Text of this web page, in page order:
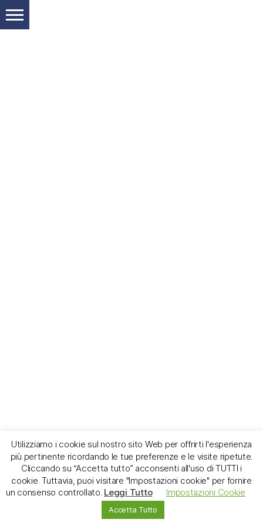
Utilizziamo i cookie sul nostro sito Web per offrirti l'esperienza
più pertinente ricordando le tue preferenze e le visite ripetute.
Cliccando su “Accetta tutto” acconsenti all'uso di TUTTI i
cookie. Tuttavia, puoi visitare "Impostazioni cookie" per fornire
un consenso controllato. Leggi Tutto Impostazioni Cookie
Accetta Tutto